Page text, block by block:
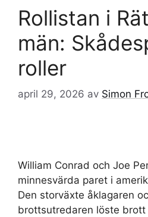
Rollistan i
män:
roller
april 29, 2026 av Simon
William Conrad och Joe
minnesvärda paret i
Den storväxte åklagaren
brottsutredaren löste